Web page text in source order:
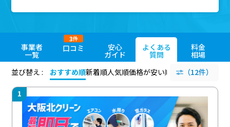
事業者
一覧
口コミ
3件
安心
ガイド
よくある
質問
料金
相場
並び替え :
おすすめ順新着順人気順価格が安い順 評価が高い順
（12件）
1